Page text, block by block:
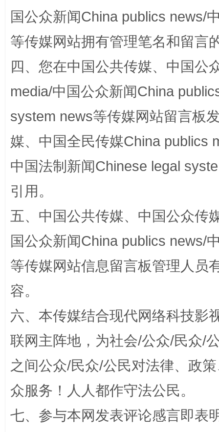
国家大学科技园优化重塑工作
“蜀中异人”王建安的艺术幻境
国公众新闻China publics news/
等传媒网站拥有管理笔名和留言
四、您在中国公共传媒、中国公
media/中国公众新闻China
system news等传媒网站留言板
媒、中国全民传媒China publics
中国法制新闻Chinese legal
引用。
五、中国公共传媒、中国公众传
国公众新闻China publics news/
等传媒网站信息留言板管理人员
容。
六、本传媒结合现代网络科技影
联网主阵地，为社会/公众/民众/
之间公众/民众/公民对法律、政
众服务！人人都作守法公民。
七、参与本网发表评论感言即表